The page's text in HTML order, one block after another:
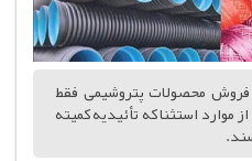
فروش محصولات پتروشیمی فقط
موارد استثنا که تأئیدیه کمیته